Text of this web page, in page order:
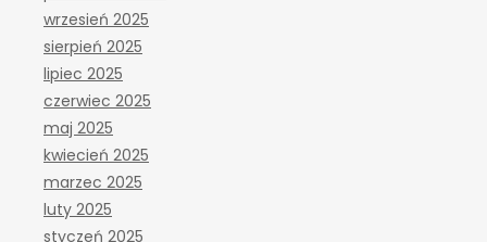
wrzesień 2025
sierpień 2025
lipiec 2025
czerwiec 2025
maj 2025
kwiecień 2025
marzec 2025
luty 2025
styczeń 2025